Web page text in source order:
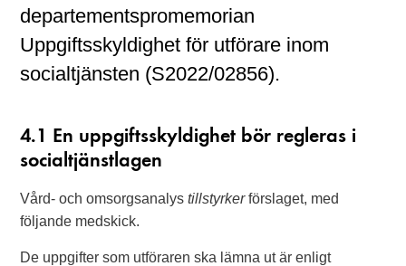
departementspromemorian
Uppgiftsskyldighet för utförare inom
socialtjänsten (S2022/02856).
4.1 En uppgiftsskyldighet bör regleras i
socialtjänstlagen
Vård- och omsorgsanalystillstyrkerförslaget, med
följande medskick.
De uppgifter som utföraren ska lämna ut är enligt